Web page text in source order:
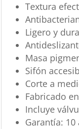
Textura
Ligero y
Masa
Sifón
Corte a
Fabricado
Incluye
Garantía: 10